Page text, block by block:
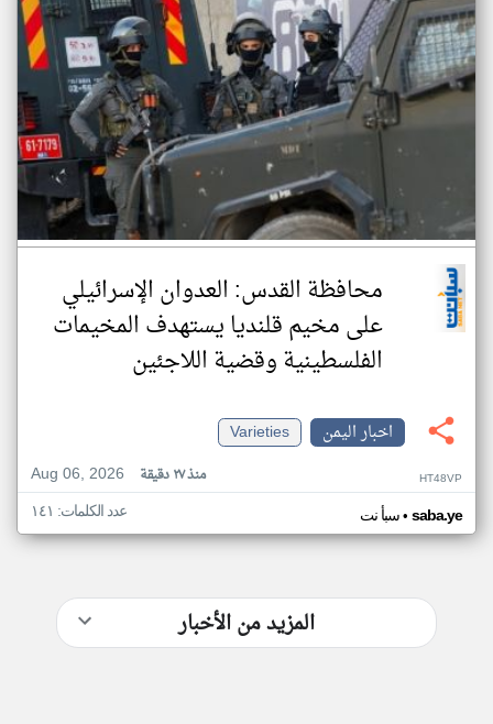
محافظة القدس: العدوان الإسرائيلي
على مخيم قلنديا يستهدف المخيمات
الفلسطينية وقضية اللاجئين
اخبار اليمن
Varieties
Aug 06, 2026
منذ ٢٧ دقيقة HT48VP
سبأ نت• saba.ye عدد الكلمات: ١٤١
المزيد من الأخبار